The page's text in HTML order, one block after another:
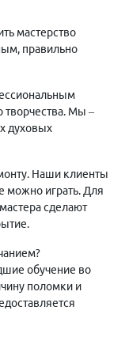
мастерство
правильно
творчества. Мы –
духовых
Наши клиенты
можно играть. Для
сделают
обучение во
поломки и